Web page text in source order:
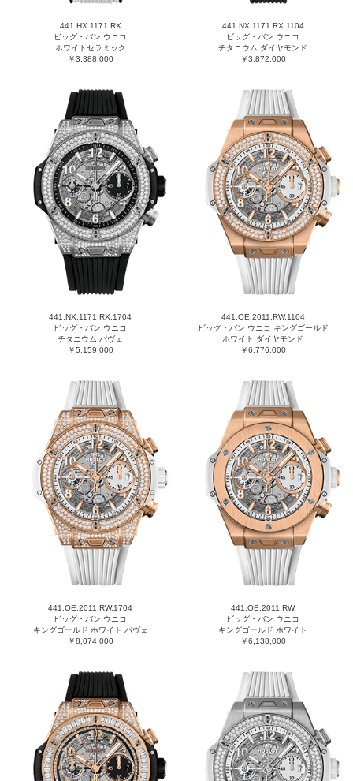
441.HX.1171.RX
ビッグ・バン ウニコ
ホワイトセラミック
￥3,388,000
441.NX.1171.RX.1104
ビッグ・バン ウニコ
チタニウム ダイヤモンド
￥3,872,000
441.NX.1171.RX.1704
ビッグ・バン ウニコ
チタニウム パヴェ
￥5,159,000
441.OE.2011.RW.1104
ビッグ・バン ウニコ キングゴールド
ホワイト ダイヤモンド
￥6,776,000
441.OE.2011.RW.1704
ビッグ・バン ウニコ
キングゴールド ホワイト パヴェ
￥8,074,000
441.OE.2011.RW
ビッグ・バン ウニコ
キングゴールド ホワイト
￥6,138,000